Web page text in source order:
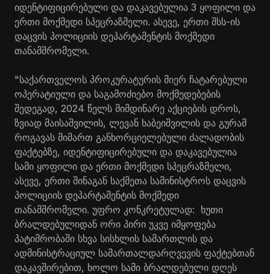
იდენტიფიცირებული და დაკავებულია 3 ყოფილი და
ერთი მოქმედი სპეცრაზმელი. ასევე, ერთი შსს-ის
დაცვის პოლიციის დეპარტამენტის მოქმედი
თანამშრომელი.
"საქართველოს პროკურატურის მიერ ჩატარებული
ოპერატიული და საგამოძიებო მოქმედებების
შედეგად, 2024 წელს მიმდინარე აქციების დროს,
ზვიად მაისაშვილის, ლევან ხაბეიშვილის და გურამ
როგავას მიმართ განხორციელებული ძალადობის
ფაქტებზე, იდენტიფიცირებული და დაკავებულია
სამი ყოფილი და ერთი მოქმედი სპეცრაზმელი,
ასევე, ერთი შინაგან საქმეთა სამინისტროს დაცვის
პოლიციის დეპარტამენტის მოქმედი
თანამშრომელი. უფრო კონკრეტულად: ხუთი
ბრალდებულიდან ორი პირი უკვე იმყოფება
პატიმრობაში სხვა სისხლის სამართლის და
ადმინისტრაციულ სამართალდარღვევის ფაქტებთან
დაკავშირებით, ხოლო სამი ბრალდებული დღეს